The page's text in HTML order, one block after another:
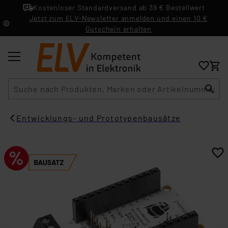
Kostenloser Standardversand ab 39 € Bestellwert
Jetzt zum ELV-Newsletter anmelden und einen 10 €
Gutschein erhalten
Entwicklungs- und Prototypenbausätze